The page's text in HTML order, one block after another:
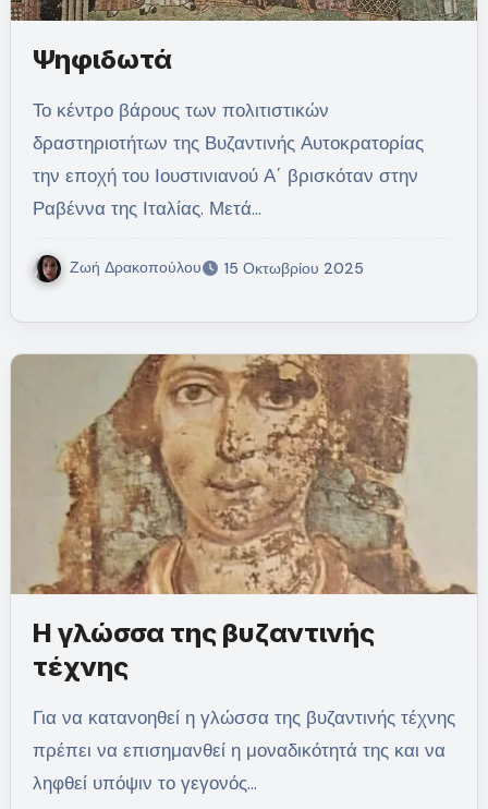
Ψηφιδωτά
Το κέντρο βάρους των πολιτιστικών
δραστηριοτήτων της Βυζαντινής Αυτοκρατορίας
την εποχή του Ιουστινιανού Α΄ βρισκόταν στην
Ραβέννα της Ιταλίας. Μετά…
Ζωή Δρακοπούλου 15 Οκτωβρίου 2025
Η γλώσσα της βυζαντινής
τέχνης
Για να κατανοηθεί η γλώσσα της βυζαντινής τέχνης
πρέπει να επισημανθεί η μοναδικότητά της και να
ληφθεί υπόψιν το γεγονός…